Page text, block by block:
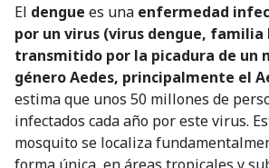
El dengue es una enfermedad
por un virus (virus dengue, familia
transmitido por la picadura de un
género Aedes, principalmente el
estima que unos 50 millones de
infectados cada año por este virus.
mosquito se localiza